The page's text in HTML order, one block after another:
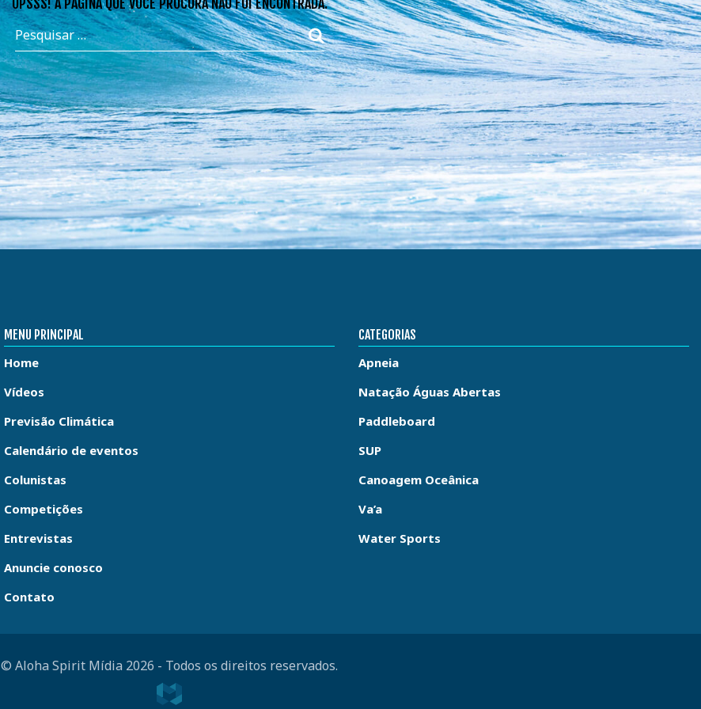
MENU PRINCIPAL
Home
Vídeos
Previsão Climática
Calendário de eventos
Colunistas
Competições
Entrevistas
Anuncie conosco
Contato
CATEGORIAS
Apneia
Natação Águas Abertas
Paddleboard
SUP
Canoagem Oceânica
Va’a
Water Sports
© Aloha Spirit Mídia 2026 - Todos os direitos reservados.